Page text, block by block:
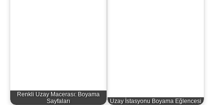
Renkli Uzay Macerası: Boyama
Sayfaları
Uzay İstasyonu Boyama Eğlencesi